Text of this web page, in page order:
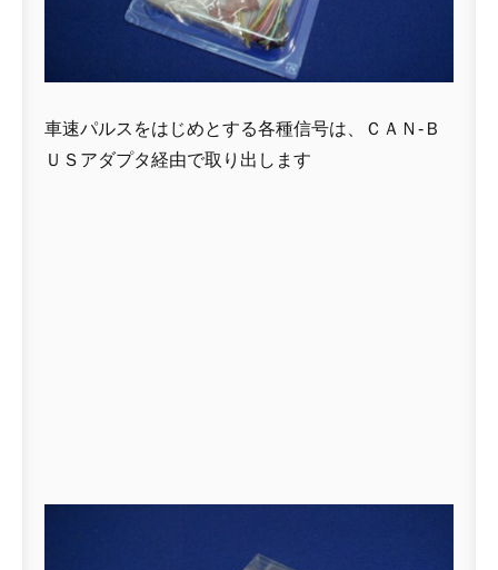
車速パルスをはじめとする各種信号は、ＣＡＮ-Ｂ
ＵＳアダプタ経由で取り出します